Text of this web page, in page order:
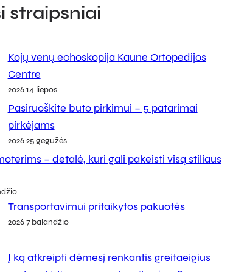
straipsniai
Kojų venų echoskopija Kaune Ortopedijos
Centre
2026 14 liepos
Pasiruoškite buto pirkimui – 5 patarimai
pirkėjams
2026 25 gegužės
– detalė, kuri gali pakeisti visą stiliaus
Transportavimui pritaikytos pakuotės
2026 7 balandžio
Į ką atkreipti dėmesį renkantis greitaeigius